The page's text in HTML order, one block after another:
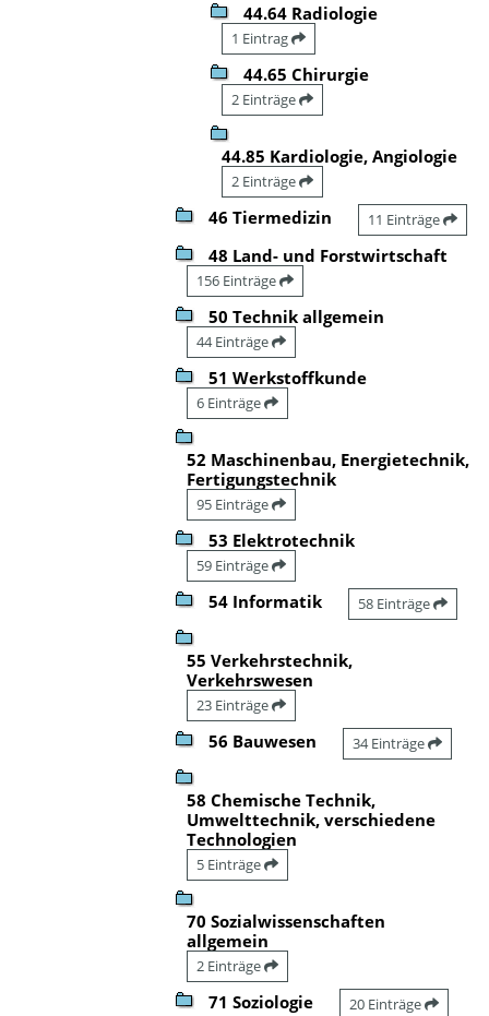
44.64 Radiologie
1 Eintrag
44.65 Chirurgie
2 Einträge
44.85 Kardiologie, Angiologie
2 Einträge
46 Tiermedizin 11 Einträge
48 Land- und Forstwirtschaft
156 Einträge
50 Technik allgemein
44 Einträge
51 Werkstoffkunde
6 Einträge
52 Maschinenbau, Energietechnik,
Fertigungstechnik
95 Einträge
53 Elektrotechnik
59 Einträge
54 Informatik 58 Einträge
55 Verkehrstechnik,
Verkehrswesen
23 Einträge
56 Bauwesen 34 Einträge
58 Chemische Technik,
Umwelttechnik, verschiedene
Technologien
5 Einträge
70 Sozialwissenschaften
allgemein
2 Einträge
71 Soziologie 20 Einträge